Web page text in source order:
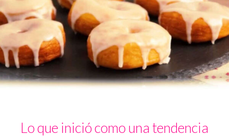
Lo que inició como una tendencia